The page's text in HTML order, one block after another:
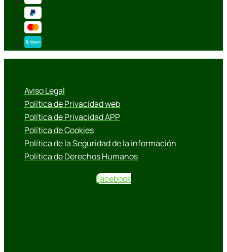
Aviso Legal
Política de Privacidad web
Política de Privacidad APP
Política de Cookies
Política de la Seguridad de la información
Política de Derechos Humanos
Facebook